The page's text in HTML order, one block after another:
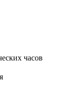
часов